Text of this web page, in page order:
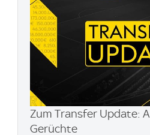
Zum Transfer Update:
Gerüchte